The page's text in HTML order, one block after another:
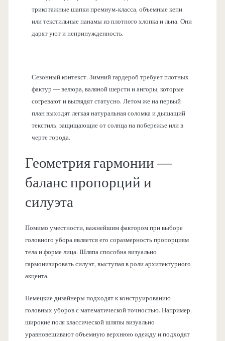
трикотажные шапки премиум-класса, объемные кепи
или текстильные панамы из плотного хлопка и льна. Они
дарят уют и непринужденность.
Сезонный контекст. Зимний гардероб требует плотных
фактур — велюра, валяной шерсти и ангоры, которые
согревают и выглядят статусно. Летом же на первый
план выходят легкая натуральная соломка и дышащий
текстиль, защищающие от солнца на побережье или в
черте города.
Геометрия гармонии —
баланс пропорций и
силуэта
Помимо уместности, важнейшим фактором при выборе
головного убора является его соразмерность пропорциям
тела и форме лица. Шляпа способна визуально
гармонизировать силуэт, выступая в роли архитектурного
акцента.
Немецкие дизайнеры подходят к конструированию
головных уборов с математической точностью. Например,
широкие поля классической шляпы визуально
уравновешивают объемную верхнюю одежду и подходят